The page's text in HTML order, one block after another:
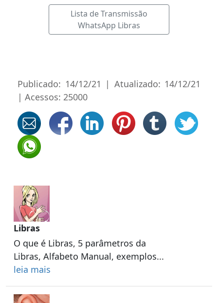
Libras
O que é Libras, 5 parâmetros da
Libras, Alfabeto Manual, exemplos...
leia mais
Lista de Transmissão
WhatsApp Libras
Publicado: 14/12/21 | Atualizado: 14/12/21
| Acessos: 25000